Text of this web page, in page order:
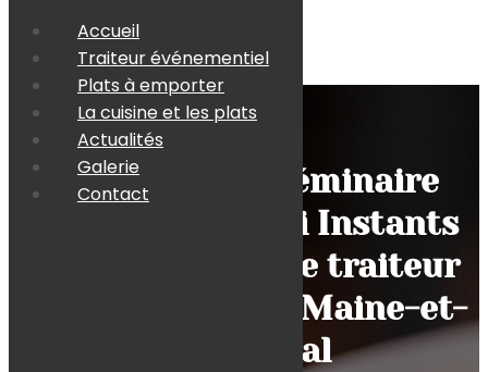
Organiser un séminaire
réussi : pourquoi Instants
Gourmands est le traiteur
événementiel en Maine-et-
Loire idéal
Accueil
Traiteur événementiel
Plats à emporter
La cuisine et les plats
Actualités
Galerie
Contact